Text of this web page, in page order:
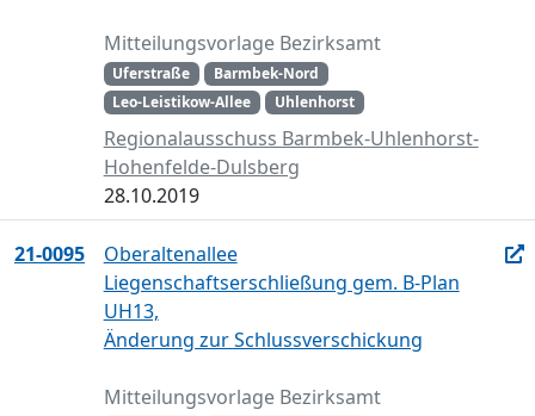
Mitteilungsvorlage Bezirksamt
Uferstraße
Barmbek-Nord
Leo-Leistikow-Allee
Uhlenhorst
Regionalausschuss Barmbek-Uhlenhorst-
Hohenfelde-Dulsberg
28.10.2019
21-0095
Oberaltenallee
Liegenschaftserschließung gem. B-Plan
UH13,
Änderung zur Schlussverschickung
Mitteilungsvorlage Bezirksamt